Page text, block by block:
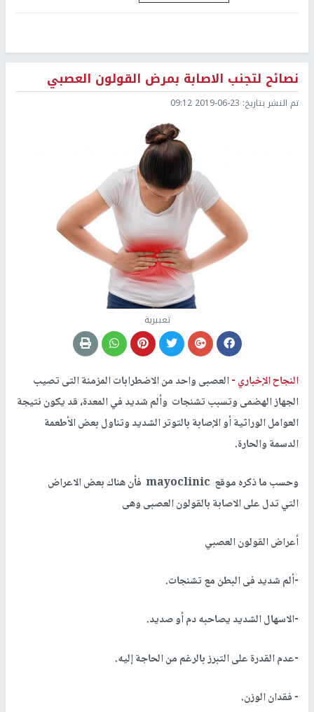
نصائح لتجنب الاصابة بمرض القولون العصبي
تم النشر بتاريخ: 2019-06-23 09:12
تعبيرية
النجاح الإخباري -العصبى واحد من الاضطرابات المزمنة التى تصيب
الجهاز الهضمى وتسبب تشنجات وألم شديد في المعدة، قد يكون نتيجة
العوامل الوراثية أو الإصابة بالتوتر الشديد وتناول بعض الأطعمة
الدسمة والحارة.
وحسب ما ذكره موقع mayoclinic فأن هناك بعض الاعراض
التي تدل على الاصابة بالقولون العصبى وهى
أعراض القولون العصبي
-ألم شديد فى البطن مع تشنجات.
-الاسهال الشديد يصاحبه دم أو صديد.
-عدم القدرة على التبرز بالرغم من الحاجة إليه.
- فقدان الوزن.